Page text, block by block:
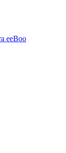
eeBoo